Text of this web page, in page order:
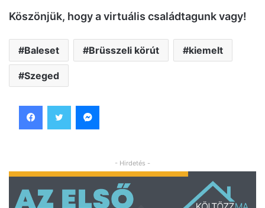
Köszönjük, hogy a virtuális családtagunk vagy!
Baleset Brüsszeli körút kiemelt
Szeged
- Hirdetés -